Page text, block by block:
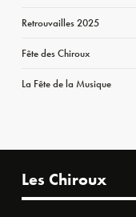
Retrouvailles 2025
Fête des Chiroux
La Fête de la Musique
Les Chiroux